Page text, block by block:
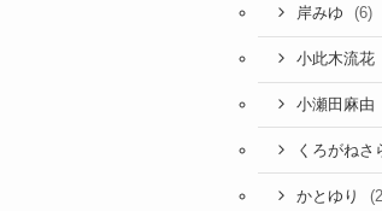
岸みゆ (6)
小此木流花
小瀬田麻由
くろがねさ
かとゆり